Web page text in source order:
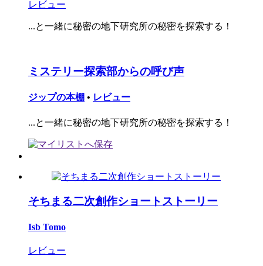
レビュー
...と一緒に秘密の地下研究所の秘密を探索する！
ミステリー探索部からの呼び声
ジップの本棚 • レビュー
...と一緒に秘密の地下研究所の秘密を探索する！
そちまる二次創作ショートストーリー
Isb Tomo
レビュー